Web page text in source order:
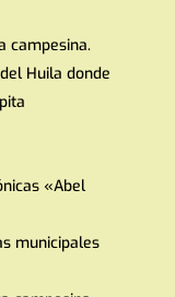
campesina.
Huila donde
«Abel
municipales